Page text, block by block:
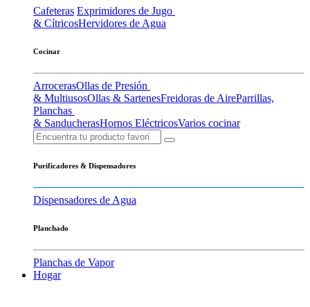
Cafeteras Exprimidores de Jugo
& CítricosHervidores de Agua
Cocinar
ArrocerasOllas de Presión
& MultiusosOllas & SartenesFreidoras de AireParrillas,
Planchas
& SanducherasHornos EléctricosVarios cocinar
Purificadores & Dispensadores
Dispensadores de Agua
Planchado
Planchas de Vapor
Hogar